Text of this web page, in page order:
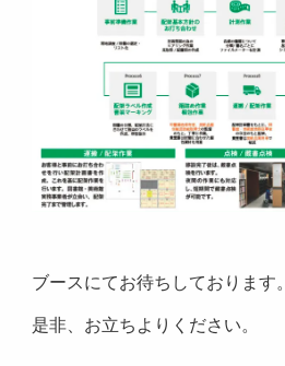
ブースにてお待ちしております。
是非、お立ちよりください。